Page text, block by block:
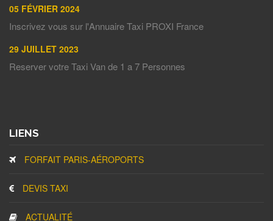
05 FÉVRIER 2024
Inscrivez vous sur l'Annuaire Taxi PROXI France
29 JUILLET 2023
Reserver votre Taxi Van de 1 a 7 Personnes
LIENS
FORFAIT PARIS-AÉROPORTS
DEVIS TAXI
ACTUALITÉ